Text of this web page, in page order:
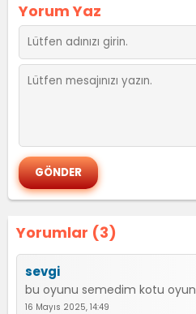
Yorumlar (3)
sevgi
bu oyunu semedim kotu oyun
16 Mayıs 2025, 14:49
Yorum Yaz